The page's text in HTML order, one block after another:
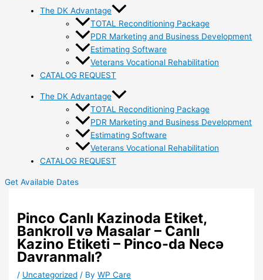
The DK Advantage
TOTAL Reconditioning Package
PDR Marketing and Business Development
Estimating Software
Veterans Vocational Rehabilitation
CATALOG REQUEST
The DK Advantage
TOTAL Reconditioning Package
PDR Marketing and Business Development
Estimating Software
Veterans Vocational Rehabilitation
CATALOG REQUEST
Get Available Dates
Pinco Canlı Kazinoda Etiket,
Bankroll və Masalar – Canlı
Kazino Etiketi – Pinco-da Necə
Davranmalı?
/ Uncategorized / ByWP Care